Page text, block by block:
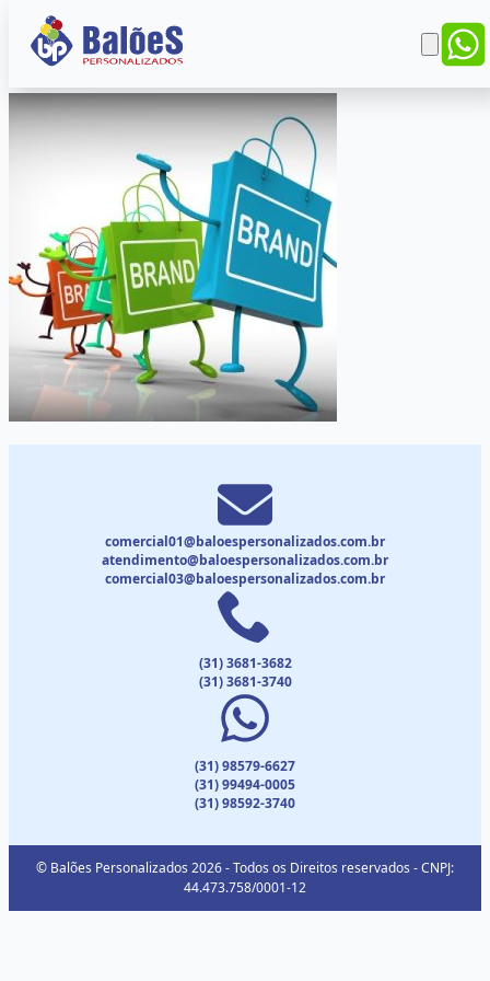
comercial01@baloespersonalizados.com.br
atendimento@baloespersonalizados.com.br
comercial03@baloespersonalizados.com.br
(31) 3681-3682
(31) 3681-3740
(31) 98579-6627
(31) 99494-0005
(31) 98592-3740
© Balões Personalizados 2026 - Todos os Direitos reservados - CNPJ:
44.473.758/0001-12